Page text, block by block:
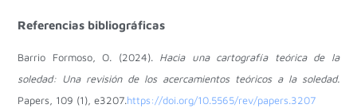
Referencias bibliográficas
Barrio Formoso, O. (2024). Hacia una cartografía teórica de la
soledad: Una revisión de los acercamientos teóricos a la soledad.
Papers, 109 (1), e3207.https://doi.org/10.5565/rev/papers.3207